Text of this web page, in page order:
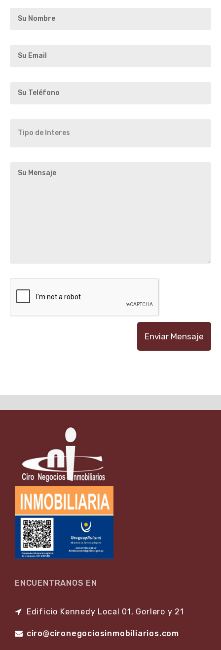
Enviar Mensaje
ENCUENTRANOS EN
Edificio Kennedy Local 01, Gorlero y 21
ciro@cironegociosinmobiliarios.com